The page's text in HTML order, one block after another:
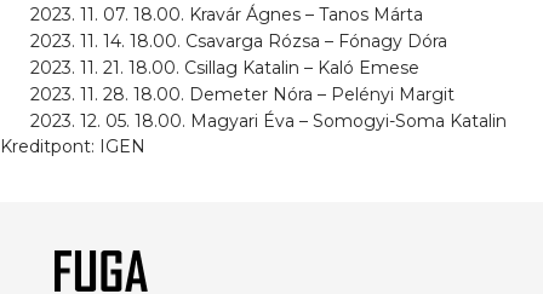
2023. 11. 07. 18.00. Kravár Ágnes – Tanos Márta
2023. 11. 14. 18.00. Csavarga Rózsa – Fónagy Dóra
2023. 11. 21. 18.00. Csillag Katalin – Kaló Emese
2023. 11. 28. 18.00. Demeter Nóra – Pelényi Margit
2023. 12. 05. 18.00. Magyari Éva – Somogyi-Soma Katalin
Kreditpont: IGEN